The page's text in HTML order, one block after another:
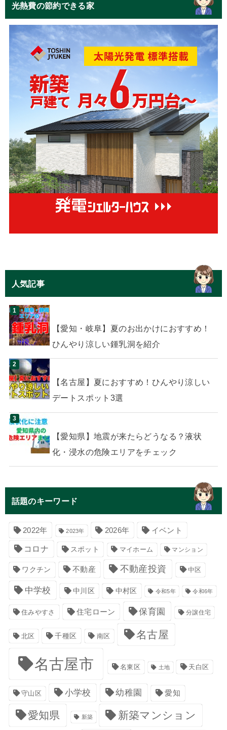
光熱費の節約できる家
人気記事
【愛知・岐阜】夏のお出かけにおすすめ！
ひんやり涼しい鍾乳洞を紹介
【名古屋】夏におすすめ！ひんやり涼しい
デートスポット3選
【愛知県】地震が来たらどうなる？液状
化・浸水の危険エリアをチェック
話題のキーワード
2022年 2023年 2026年 イベント
コロナ スポット マイホーム マンション
ワクチン 不動産 不動産投資 中区
中学校 中川区 中村区 令和5年 令和6年
住みやすさ 住宅ローン 保育園 分譲住宅
北区 千種区 南区 名古屋
名古屋市 名東区 土地 天白区
守山区 小学校 幼稚園 愛知
愛知県 新築 新築マンション